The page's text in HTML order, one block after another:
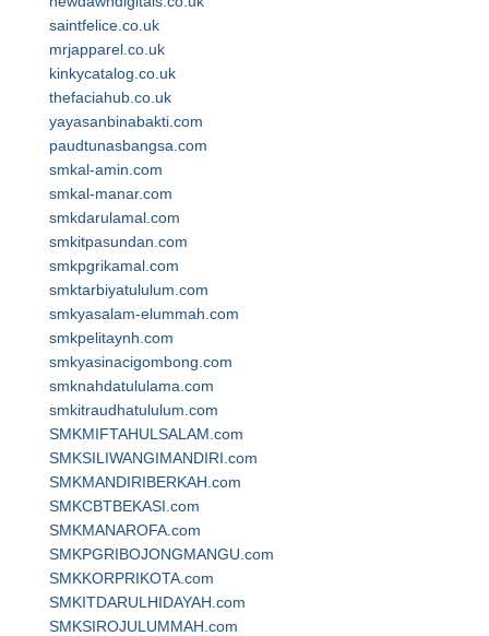
saintfelice.co.uk
mrjapparel.co.uk
kinkycatalog.co.uk
thefaciahub.co.uk
yayasanbinabakti.com
paudtunasbangsa.com
smkal-amin.com
smkal-manar.com
smkdarulamal.com
smkitpasundan.com
smkpgrikamal.com
smktarbiyatululum.com
smkyasalam-elummah.com
smkpelitaynh.com
smkyasinacigombong.com
smknahdatululama.com
smkitraudhatululum.com
SMKMIFTAHULSALAM.com
SMKSILIWANGIMANDIRI.com
SMKMANDIRIBERKAH.com
SMKCBTBEKASI.com
SMKMANAROFA.com
SMKPGRIBOJONGMANGU.com
SMKKORPRIKOTA.com
SMKITDARULHIDAYAH.com
SMKSIROJULUMMAH.com